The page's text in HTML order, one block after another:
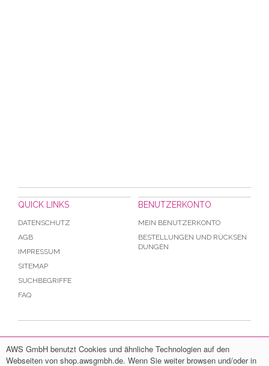
QUICK LINKS
DATENSCHUTZ
AGB
IMPRESSUM
SITEMAP
SUCHBEGRIFFE
FAQ
BENUTZERKONTO
MEIN BENUTZERKONTO
BESTELLUNGEN UND RÜCKSEN
DUNGEN
Shop / Alle Preise exkl. gesetzlicher MwSt. | Zertifiziert nach DIN EN ISO
9001:2015
AWS GmbH benutzt Cookies und ähnliche Technologien auf den
Webseiten von shop.awsgmbh.de. Wenn Sie weiter browsen und/oder in